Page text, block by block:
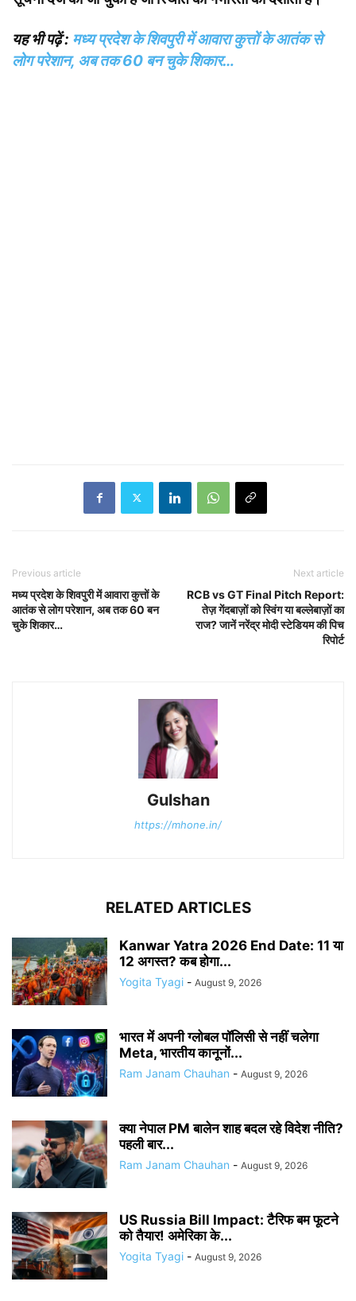
यह भी पढ़ें : मध्य प्रदेश के शिवपुरी में आवारा कुत्तों के आतंक से
लोग परेशान, अब तक 60 बन चुके शिकार…
Previous article
मध्य प्रदेश के शिवपुरी में आवारा कुत्तों के
आतंक से लोग परेशान, अब तक 60 बन
चुके शिकार…
Next article
RCB vs GT Final Pitch Report:
तेज़ गेंदबाज़ों को स्विंग या बल्लेबाज़ों का
राज? जानें नरेंद्र मोदी स्टेडियम की पिच
रिपोर्ट
Gulshan
https://mhone.in/
RELATED ARTICLES
Kanwar Yatra 2026 End Date: 11 या
12 अगस्त? कब होगा...
Yogita Tyagi - August 9, 2026
भारत में अपनी ग्लोबल पॉलिसी से नहीं चलेगा
Meta, भारतीय कानूनों...
Ram Janam Chauhan - August 9, 2026
क्या नेपाल PM बालेन शाह बदल रहे विदेश नीति?
पहली बार...
Ram Janam Chauhan - August 9, 2026
US Russia Bill Impact: टैरिफ बम फूटने
को तैयार! अमेरिका के...
Yogita Tyagi - August 9, 2026